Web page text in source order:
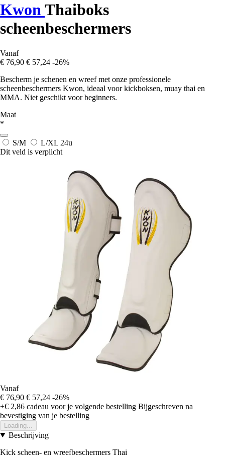
KwonThaiboks
scheenbeschermers
Vanaf
€ 76,90 € 57,24 -26%
Bescherm je schenen en wreef met onze professionele
scheenbeschermers Kwon, ideaal voor kickboksen, muay thai en
MMA. Niet geschikt voor beginners.
Maat
*
S/M L/XL 24u
Dit veld is verplicht
Vanaf
€ 76,90 € 57,24 -26%
+€ 2,86 cadeau voor je volgende bestelling Bijgeschreven na
bevestiging van je bestelling
Loading...
Beschrijving
Kick scheen- en wreefbeschermers Thai